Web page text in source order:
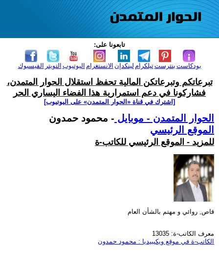
تابعونا على:
الفيسبوك التويتر اليوتيوب الانستغرام لينكدإن تيلكرامبنترست بودكاست
تبرعاتكم وتبرعاتكن المالية تحفظ استقلال الحوار المتمدن،
فشاركونا في دعم استمرارية هذا الفضاء اليساري الحر
[اشترك في قناة ‫«الحوار المتمدن» على اليوتيوب]
الحوار المتمدن - موبايل - محمود حمدون
الموقع الرئيسي
للمزيد - الموقع الرئيسي للكاتب-ة
قاص, روائي و مهتم بالشأن العام
معرف الكاتب-ة: 13035
الكاتب-ة في موقع ويكيبيديا : محمود حمدون